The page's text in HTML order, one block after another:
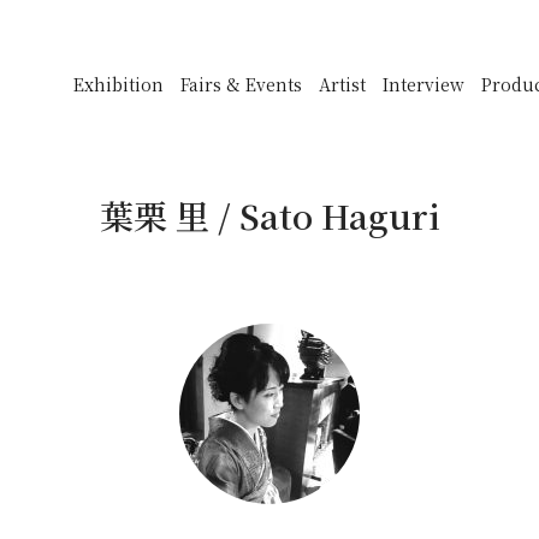
Exhibition
Fairs & Events Artist Interview
葉栗 里 / Sato Haguri